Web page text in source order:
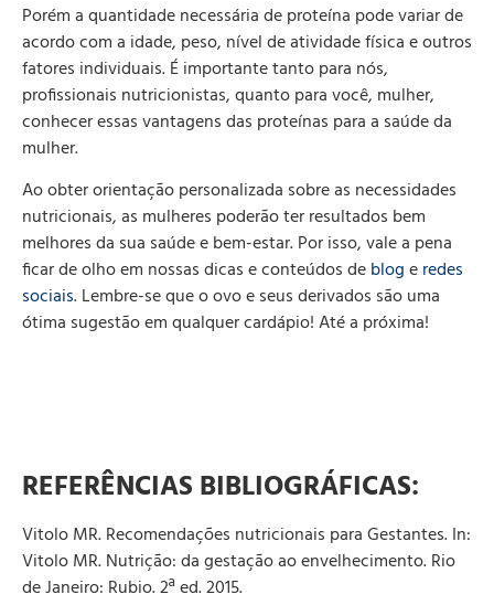
Porém a quantidade necessária de proteína pode variar de
acordo com a idade, peso, nível de atividade física e outros
fatores individuais. É importante tanto para nós,
profissionais nutricionistas, quanto para você, mulher,
conhecer essas vantagens das proteínas para a saúde da
mulher.
Ao obter orientação personalizada sobre as necessidades
nutricionais, as mulheres poderão ter resultados bem
melhores da sua saúde e bem-estar. Por isso, vale a pena
ficar de olho em nossas dicas e conteúdos deblogeredes
sociais. Lembre-se que o ovo e seus derivados são uma
ótima sugestão em qualquer cardápio! Até a próxima!
REFERÊNCIAS BIBLIOGRÁFICAS:
Vitolo MR. Recomendações nutricionais para Gestantes. In:
Vitolo MR. Nutrição: da gestação ao envelhecimento. Rio
de Janeiro: Rubio. 2ª ed. 2015.